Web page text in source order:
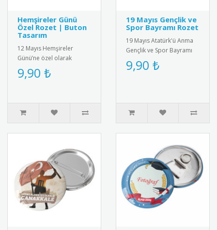
Hemşireler Günü
Özel Rozet | Buton
Tasarım
12 Mayıs Hemşireler
Günü’ne özel olarak
tasarlanmış anlamlı buton
rozet modeli. Sağlık
9,90 ₺
19 Mayıs Gençlik ve
Spor Bayramı Rozet
19 Mayıs Atatürk'ü Anma
Gençlik ve Spor Bayramı
için özel tasarlanmış
kaliteli metal rozet. Türk
9,90 ₺